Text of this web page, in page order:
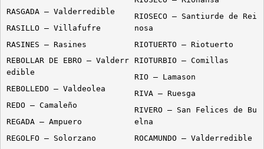
RASGADA – Valderredible
RASILLO – Villafufre
RASINES – Rasines
REBOLLAR DE EBRO – Valderr
edible
REBOLLEDO – Valdeolea
REDO – Camaleño
REGADA – Ampuero
REGOLFO – Solorzano
RIOSECO – Santiurde de Rei
nosa
RIOTUERTO – Riotuerto
RIOTURBIO – Comillas
RIO – Lamason
RIVA – Ruesga
RIVERO – San Felices de Bu
elna
ROCAMUNDO – Valderredible